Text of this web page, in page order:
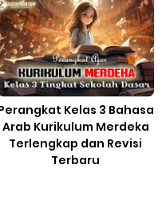
Kelas 3 Bahasa
Arab Kurikulum Merdeka
Terlengkap dan Revisi
Terbaru